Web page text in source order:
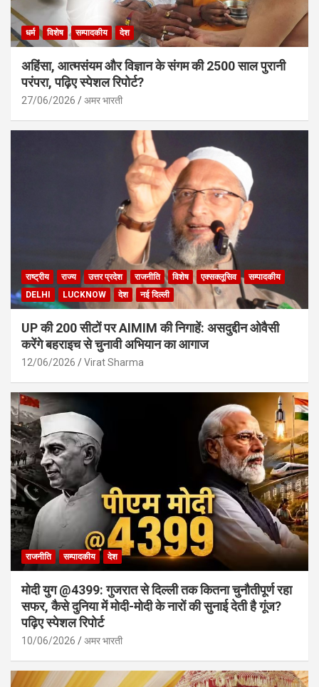
धर्म विशेष सम्पादकीय देश
अहिंसा, आत्मसंयम और विज्ञान के संगम की 2500 साल पुरानी
परंपरा, पढ़िए स्पेशल रिपोर्ट?
27/06/2026 अमर भारती
राष्ट्रीय राज्य उत्तर प्रदेश राजनीति विशेष एक्सक्लूसिव
सम्पादकीय
DELHI
LUCKNOW देश नई दिल्ली
UP की 200 सीटों पर AIMIM की निगाहें: असदुद्दीन ओवैसी
करेंगे बहराइच से चुनावी अभियान का आगाज
12/06/2026 Virat Sharma
राजनीति सम्पादकीय देश
मोदी युग @4399: गुजरात से दिल्ली तक कितना चुनौतीपूर्ण रहा
सफर, कैसे दुनिया में मोदी-मोदी के नारों की सुनाई देती है गूंज?
पढ़िए स्पेशल रिपोर्ट
10/06/2026 अमर भारती